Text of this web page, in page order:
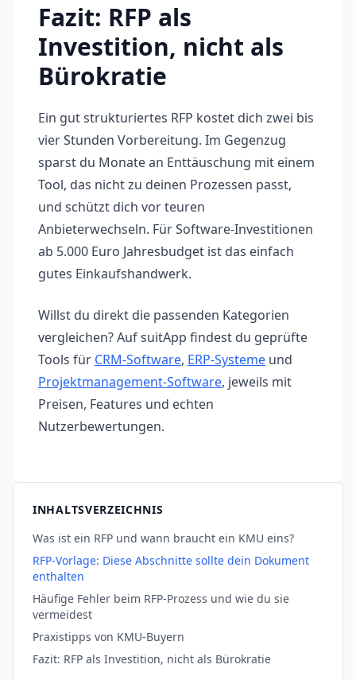
INHALTSVERZEICHNIS
Was ist ein RFP und wann braucht ein KMU eins?
RFP-Vorlage: Diese Abschnitte sollte dein Dokument
enthalten
Häufige Fehler beim RFP-Prozess und wie du sie
vermeidest
Praxistipps von KMU-Buyern
Fazit: RFP als Investition, nicht als Bürokratie
Fazit: RFP als
Investition, nicht als
Bürokratie
Ein gut strukturiertes RFP kostet dich zwei bis
vier Stunden Vorbereitung. Im Gegenzug
sparst du Monate an Enttäuschung mit einem
Tool, das nicht zu deinen Prozessen passt,
und schützt dich vor teuren
Anbieterwechseln. Für Software-Investitionen
ab 5.000 Euro Jahresbudget ist das einfach
gutes Einkaufshandwerk.
Willst du direkt die passenden Kategorien
vergleichen? Auf suitApp findest du geprüfte
Tools für CRM-Software, ERP-Systeme und
Projektmanagement-Software, jeweils mit
Preisen, Features und echten
Nutzerbewertungen.